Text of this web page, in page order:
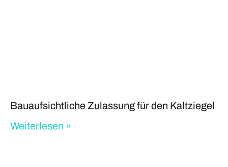
Bauaufsichtliche Zulassung für den Kaltziegel
Weiterlesen »